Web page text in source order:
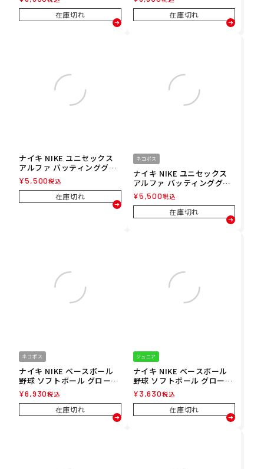
ソフトボール 手袋 BA1203-
在庫切れ
ソフトボール 手袋 BA1203-
在庫切れ
ナイキ NIKE ユニセックス
アルファ バッティンググロ
ーブ 両手用 野球 ソフトボー
ル 手袋 BA1030-630 25FA
¥5,500税込
在庫切れ
ネコポス
ナイキ NIKE ユニセックス
アルファ バッティンググロ
ーブ 両手用 野球 ソフトボー
ル 手袋 BA1030-420 25FA
¥5,500税込
在庫切れ
ネコポス
ナイキ NIKE ベースボール
野球 ソフトボール グローブ
手袋 アルファ エリート 2.0
バッティング 手袋 両手用 B
A1203-638 メンズ レディー
ス ユニセックス 25FA 秋冬
¥6,930税込
在庫切れ
ジュニア
ナイキ NIKE ベースボール
野球 ソフトボール グローブ
手袋 ユース アルファ 2.0 バ
ッティング 手袋 両手用 BA1
202-938 ジュニア キッズ 子
ども 男の子 女の子 25FA 秋
¥3,630税込
在庫切れ